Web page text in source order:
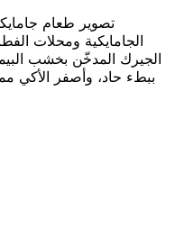
تصوير طعام
الجامايكية ومحلات
الجيرك المدخّن بخشب
ببطء حاد، وأصفر الأكي